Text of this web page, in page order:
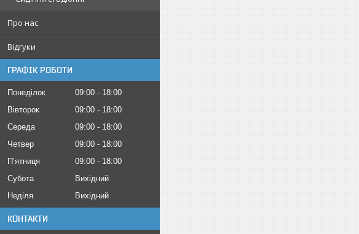
Про нас
Відгуки
ГРАФІК РОБОТИ
Понеділок 09:00
18:00
Вівторок
09:00
18:00
Середа
09:00
18:00
Четвер
09:00
18:00
Пʼятниця
09:00
18:00
Субота
Вихідний
Неділя
Вихідний
КОНТАКТИ